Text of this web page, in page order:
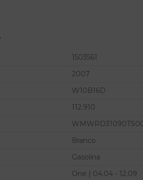
1503561
2007
W10B16D
112.910
Branco
Gasolina
One | 04.04 - 12.09